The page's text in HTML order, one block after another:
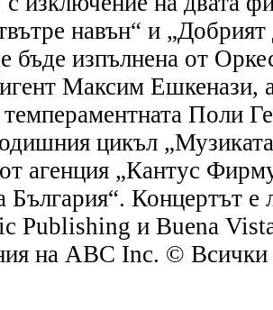
навън“ и „Добрият
бъде изпълнена от
Максим Ешкенази,
Поли
цикъл
агенция „Кантус
България“. Концертът е
Publishing и Buena
на ABC Inc. © Всички